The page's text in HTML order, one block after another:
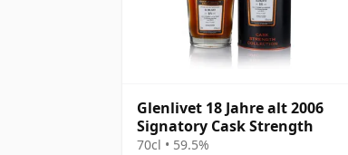
Glenlivet 18 Jahre alt 2006
Signatory Cask Strength
70cl • 59.5%